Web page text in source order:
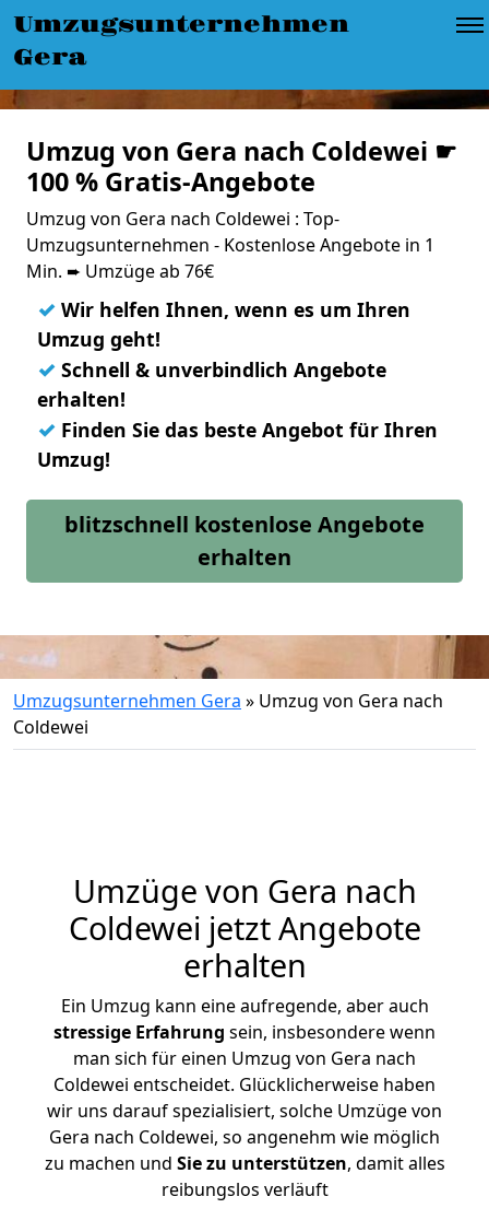
Umzugsunternehmen
Gera
Umzug von Gera nach Coldewei ☛
100 % Gratis-Angebote
Umzug von Gera nach Coldewei : Top-
Umzugsunternehmen - Kostenlose Angebote in 1
Min. ➨ Umzüge ab 76€
✓ Wir helfen Ihnen, wenn es um Ihren
Umzug geht!
✓ Schnell & unverbindlich Angebote
erhalten!
✓ Finden Sie das beste Angebot für Ihren
Umzug!
blitzschnell kostenlose Angebote
erhalten
Umzugsunternehmen Gera » Umzug von Gera nach
Coldewei
Umzüge von Gera nach
Coldewei jetzt Angebote
erhalten
Ein Umzug kann eine aufregende, aber auch
stressige Erfahrung sein, insbesondere wenn
man sich für einen Umzug von Gera nach
Coldewei entscheidet. Glücklicherweise haben
wir uns darauf spezialisiert, solche Umzüge von
Gera nach Coldewei, so angenehm wie möglich
zu machen und Sie zu unterstützen, damit alles
reibungslos verläuft